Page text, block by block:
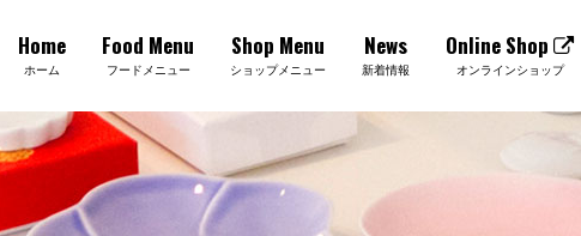
Home
ホーム
Food Menu
フードメニュー
Shop Menu
ショップメニュー
News
新着情報
Online Shop
オンラインショップ